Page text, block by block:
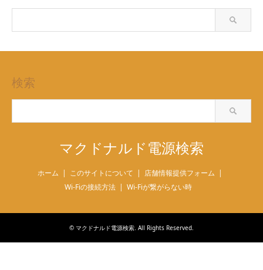
検索
マクドナルド電源検索
ホーム このサイトについて
店舗情報提供フォーム
Wi-Fiの接続方法
Wi-Fiが繋がらない時
© マクドナルド電源検索. All Rights Reserved.